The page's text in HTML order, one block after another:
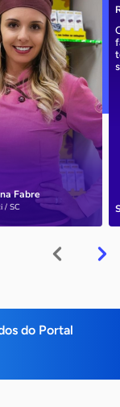
Fabre
/ SC
do Portal